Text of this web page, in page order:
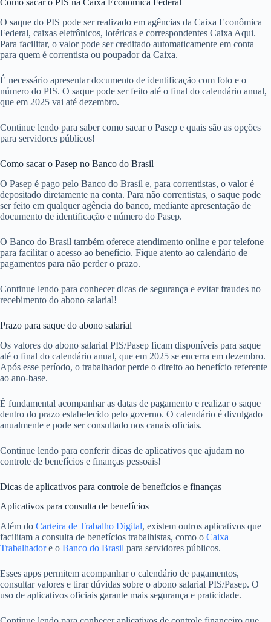
Como sacar o PIS na Caixa Econômica Federal
O saque do PIS pode ser realizado em agências da Caixa Econômica
Federal, caixas eletrônicos, lotéricas e correspondentes Caixa Aqui.
Para facilitar, o valor pode ser creditado automaticamente em conta
para quem é correntista ou poupador da Caixa.
É necessário apresentar documento de identificação com foto e o
número do PIS. O saque pode ser feito até o final do calendário anual,
que em 2025 vai até dezembro.
Continue lendo para saber como sacar o Pasep e quais são as opções
para servidores públicos!
Como sacar o Pasep no Banco do Brasil
O Pasep é pago pelo Banco do Brasil e, para correntistas, o valor é
depositado diretamente na conta. Para não correntistas, o saque pode
ser feito em qualquer agência do banco, mediante apresentação de
documento de identificação e número do Pasep.
O Banco do Brasil também oferece atendimento online e por telefone
para facilitar o acesso ao benefício. Fique atento ao calendário de
pagamentos para não perder o prazo.
Continue lendo para conhecer dicas de segurança e evitar fraudes no
recebimento do abono salarial!
Prazo para saque do abono salarial
Os valores do abono salarial PIS/Pasep ficam disponíveis para saque
até o final do calendário anual, que em 2025 se encerra em dezembro.
Após esse período, o trabalhador perde o direito ao benefício referente
ao ano-base.
É fundamental acompanhar as datas de pagamento e realizar o saque
dentro do prazo estabelecido pelo governo. O calendário é divulgado
anualmente e pode ser consultado nos canais oficiais.
Continue lendo para conferir dicas de aplicativos que ajudam no
controle de benefícios e finanças pessoais!
Dicas de aplicativos para controle de benefícios e finanças
Aplicativos para consulta de benefícios
Além do Carteira de Trabalho Digital, existem outros aplicativos que
facilitam a consulta de benefícios trabalhistas, como o Caixa
Trabalhadore o Banco do Brasil para servidores públicos.
Esses apps permitem acompanhar o calendário de pagamentos,
consultar valores e tirar dúvidas sobre o abono salarial PIS/Pasep. O
uso de aplicativos oficiais garante mais segurança e praticidade.